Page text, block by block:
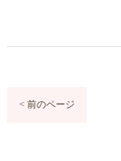
< 前のページ